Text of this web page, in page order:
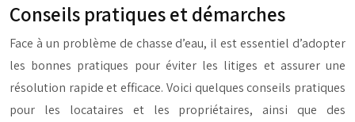
Conseils pratiques et démarches
Face à un problème de chasse d’eau, il est essentiel d’adopter
les bonnes pratiques pour éviter les litiges et assurer une
résolution rapide et efficace. Voici quelques conseils pratiques
pour les locataires et les propriétaires, ainsi que des